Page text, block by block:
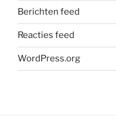
Berichten feed
Reacties feed
WordPress.org